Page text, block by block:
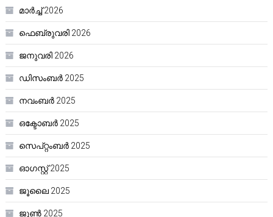
മാർച്ച്‌ 2026
ഫെബ്രുവരി 2026
ജനുവരി 2026
ഡിസംബർ 2025
നവംബർ 2025
ഒക്ടോബർ 2025
സെപ്റ്റംബർ 2025
ഓഗസ്റ്റ്‌ 2025
ജൂലൈ 2025
ജൂൺ 2025